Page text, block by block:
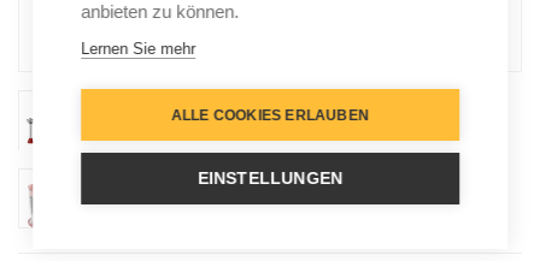
anbieten zu können.
Lernen Sie mehr
ALLE COOKIES ERLAUBEN
EINSTELLUNGEN